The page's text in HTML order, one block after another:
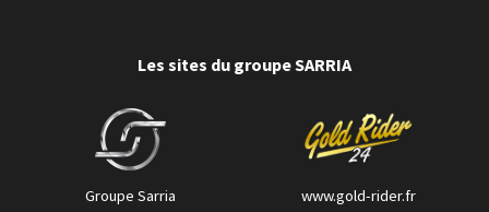
Les sites du groupe SARRIA
Groupe Sarria www.gold-rider.fr